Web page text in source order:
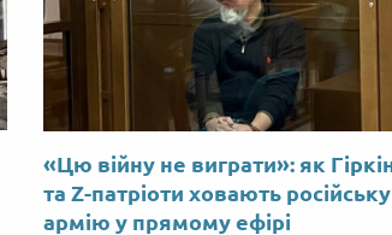
«Цю війну не виграти»: як
та Z-патріоти ховають російську
армію у прямому ефірі